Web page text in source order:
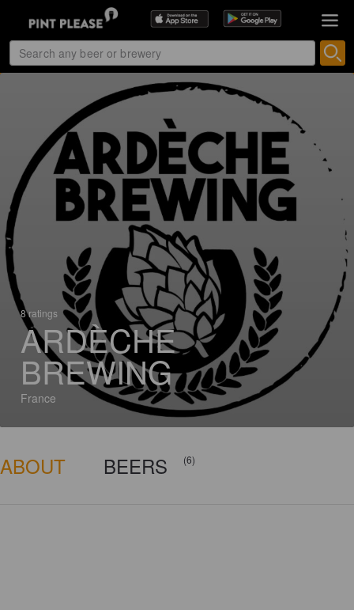
8 ratings
ARDÈCHE
BREWING
France
ABOUT BEERS (6)